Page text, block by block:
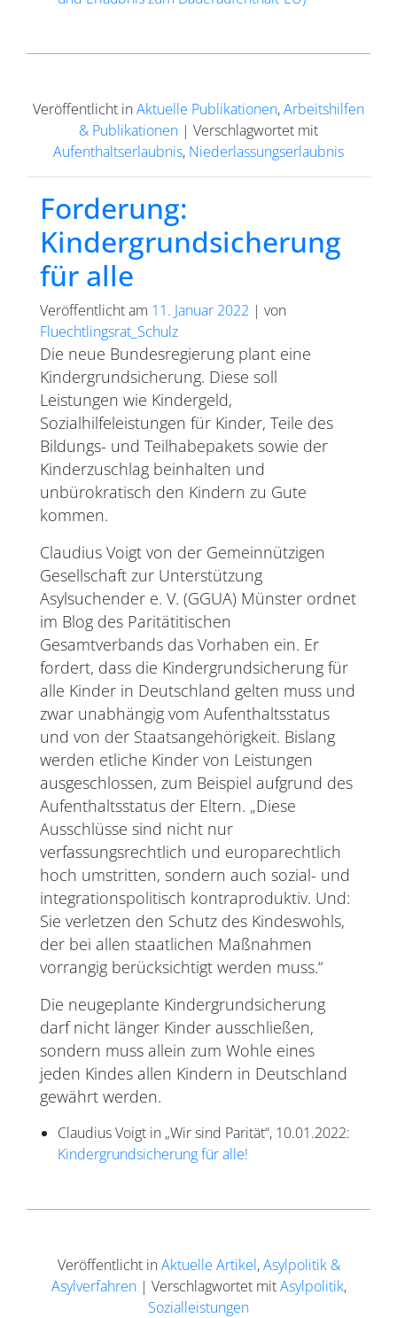
Veröffentlicht inAktuelle Publikationen,Arbeitshilfen
& Publikationen | Verschlagwortet mit
Aufenthaltserlaubnis, Niederlassungserlaubnis
Forderung:
Kindergrundsicherung
für alle
Veröffentlicht am 11. Januar 2022 | von
Fluechtlingsrat_Schulz
Die neue Bundesregierung plant eine
Kindergrundsicherung. Diese soll
Leistungen wie Kindergeld,
Sozialhilfeleistungen für Kinder, Teile des
Bildungs- und Teilhabepakets sowie der
Kinderzuschlag beinhalten und
unbürokratisch den Kindern zu Gute
kommen.
Claudius Voigt von der Gemeinnützigen
Gesellschaft zur Unterstützung
Asylsuchender e. V. (GGUA) Münster ordnet
im Blog des Paritätitischen
Gesamtverbands das Vorhaben ein. Er
fordert, dass die Kindergrundsicherung für
alle Kinder in Deutschland gelten muss und
zwar unabhängig vom Aufenthaltsstatus
und von der Staatsangehörigkeit. Bislang
werden etliche Kinder von Leistungen
ausgeschlossen, zum Beispiel aufgrund des
Aufenthaltsstatus der Eltern. „Diese
Ausschlüsse sind nicht nur
verfassungsrechtlich und europarechtlich
hoch umstritten, sondern auch sozial- und
integrationspolitisch kontraproduktiv. Und:
Sie verletzen den Schutz des Kindeswohls,
der bei allen staatlichen Maßnahmen
vorrangig berücksichtigt werden muss.“
Die neugeplante Kindergrundsicherung
darf nicht länger Kinder ausschließen,
sondern muss allein zum Wohle eines
jeden Kindes allen Kindern in Deutschland
gewährt werden.
Claudius Voigt in „Wir sind Parität“, 10.01.2022:
Kindergrundsicherung für alle!
Veröffentlicht inAktuelle Artikel,Asylpolitik &
Asylverfahren| Verschlagwortet mitAsylpolitik,
Sozialleistungen